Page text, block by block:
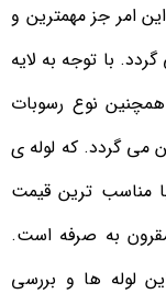
امر جز مهمترین و
با توجه به لایه
نوع رسوبات
می گردد. که لوله ی
مناسب ترین قیمت
به صرفه است.
لوله ها و بررسی